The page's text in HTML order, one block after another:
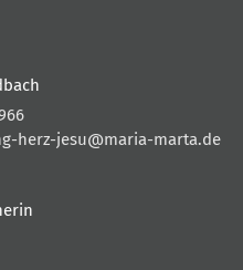
herz-jesu@maria-marta.de